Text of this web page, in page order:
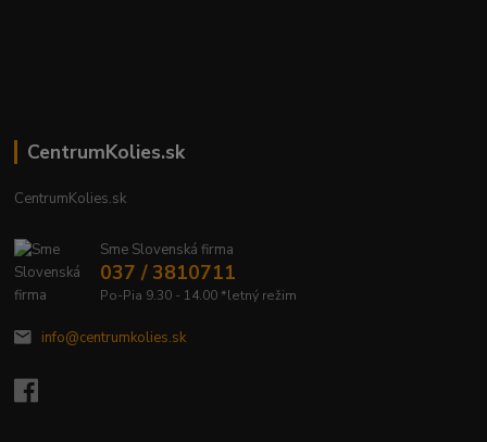
CentrumKolies.sk
CentrumKolies.sk
Sme Slovenská firma
037 / 3810711
Po-Pia 9.30 - 14.00 *letný režim
info@centrumkolies.sk